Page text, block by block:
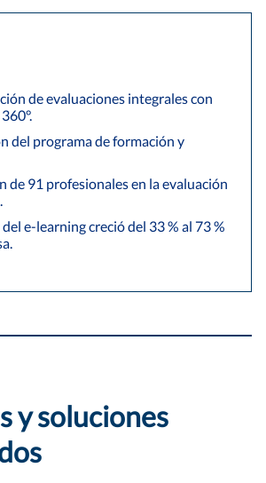
de evaluaciones integrales con
del programa de formación y
de 91 profesionales en la evaluación
e-learning creció del 33 % al 73 %
y soluciones